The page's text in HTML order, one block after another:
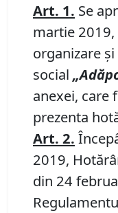
Art. 1. Se
martie
organizare
social
anexei, care
prezenta
Art. 2.
2019,
din 24